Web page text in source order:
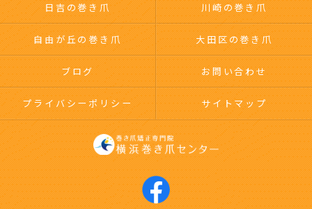
日吉の巻き爪 川崎の巻き爪
自由が丘の巻き爪 大田区の巻き爪
ブログ お問い合わせ
プライバシーポリシー サイトマップ